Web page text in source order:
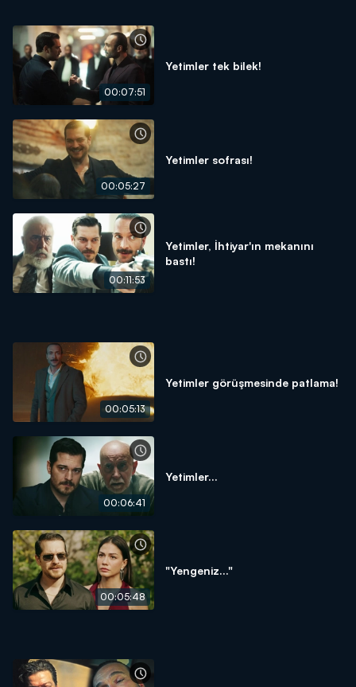
00:07:51
Yetimler tek bilek!
00:05:27
Yetimler sofrası!
00:11:53
Yetimler, İhtiyar'ın mekanını
bastı!
00:05:13
Yetimler görüşmesinde patlama!
00:06:41
Yetimler...
00:05:48
"Yengeniz..."